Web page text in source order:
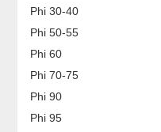
Phi 30-40
Phi 50-55
Phi 60
Phi 70-75
Phi 90
Phi 95